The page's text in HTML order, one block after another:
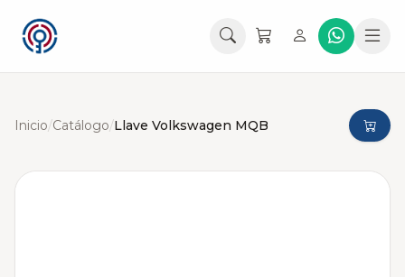
Inicio/Catálogo/Llave Volkswagen MQB